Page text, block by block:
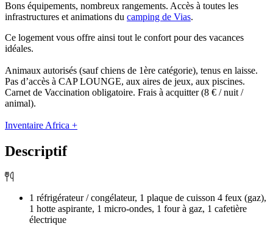
Bons équipements, nombreux rangements. Accès à toutes les
infrastructures et animations du camping de Vias.
Ce logement vous offre ainsi tout le confort pour des vacances
idéales.
Animaux autorisés (sauf chiens de 1ère catégorie), tenus en laisse.
Pas d’accès à CAP LOUNGE, aux aires de jeux, aux piscines.
Carnet de Vaccination obligatoire. Frais à acquitter (8 € / nuit /
animal).
Inventaire Africa +
Descriptif
1 réfrigérateur / congélateur, 1 plaque de cuisson 4 feux (gaz),
1 hotte aspirante, 1 micro-ondes, 1 four à gaz, 1 cafetière
électrique